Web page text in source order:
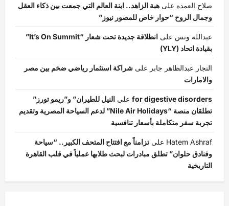
صلاح العمده على هبة الزاهد.. ابنة العالم التي جمعت بين ذكاء العقل
وجمال الروح “حوار خاص للمصور نيوز”
عبدالله ونس على
انطلاقة جديدة تحت شعار “It’s On Summit”
بقيادة اتحاد (YLY)
النجار عبدالظاهر جابر على شراكة استثمار رياضي ضخم بين مصر
والامارات
for digestive disorders على النيل للطيران” و”ريمو تورز”
تطلقان منصة “Nile Air Holidays” لدعم السياحة المصرية وتقديم
تجربة سفر متكاملة بأسعار تنافسية
Hatem Ashraf على تزامناً مع افتتاح المتحف الكبير.. “سياحة
وفنادق حلوان” تطلق مبادرات لبحث طلابها عملياً في قلب القاهرة
التاريخية